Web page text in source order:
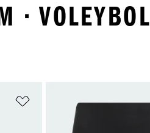
· VOLEYBOL